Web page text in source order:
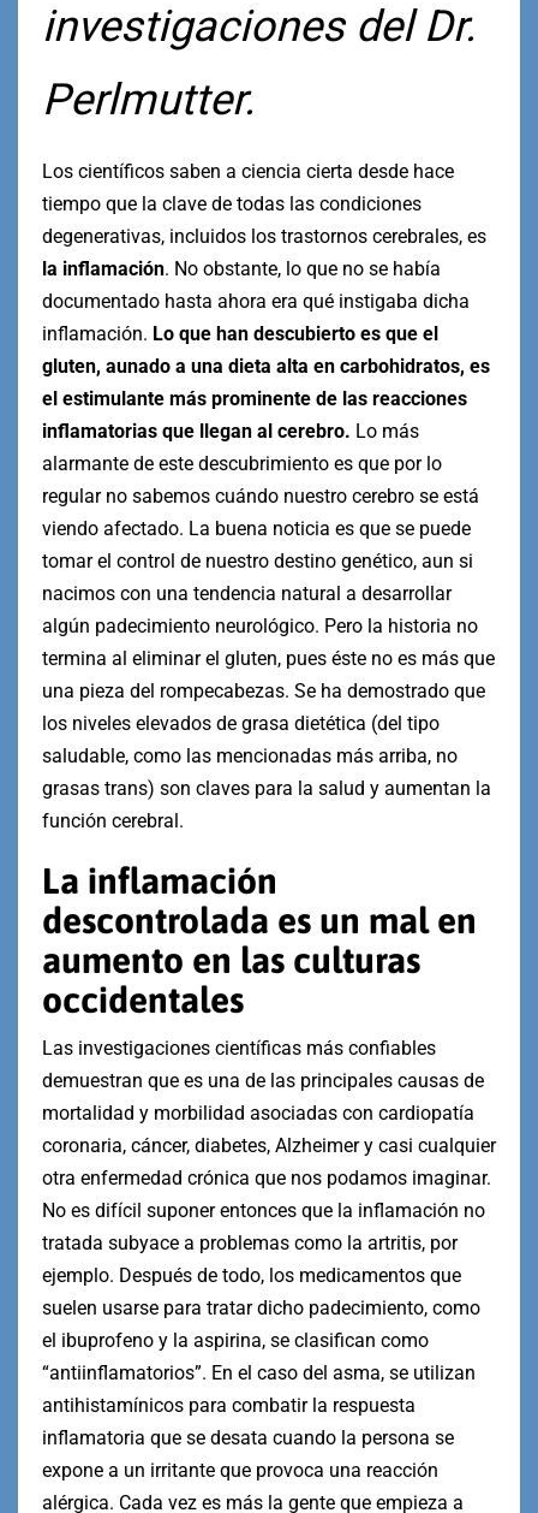
investigaciones del Dr.
Perlmutter.
Los científicos saben a ciencia cierta desde hace
tiempo que la clave de todas las condiciones
degenerativas, incluidos los trastornos cerebrales, es
la inflamación. No obstante, lo que no se había
documentado hasta ahora era qué instigaba dicha
inflamación. Lo que han descubierto es que el
gluten, aunado a una dieta alta en carbohidratos, es
el estimulante más prominente de las reacciones
inflamatorias que llegan al cerebro. Lo más
alarmante de este descubrimiento es que por lo
regular no sabemos cuándo nuestro cerebro se está
viendo afectado. La buena noticia es que se puede
tomar el control de nuestro destino genético, aun si
nacimos con una tendencia natural a desarrollar
algún padecimiento neurológico. Pero la historia no
termina al eliminar el gluten, pues éste no es más que
una pieza del rompecabezas. Se ha demostrado que
los niveles elevados de grasa dietética (del tipo
saludable, como las mencionadas más arriba, no
grasas trans) son claves para la salud y aumentan la
función cerebral.
La inflamación
descontrolada es un mal en
aumento en las culturas
occidentales
Las investigaciones científicas más confiables
demuestran que es una de las principales causas de
mortalidad y morbilidad asociadas con cardiopatía
coronaria, cáncer, diabetes, Alzheimer y casi cualquier
otra enfermedad crónica que nos podamos imaginar.
No es difícil suponer entonces que la inflamación no
tratada subyace a problemas como la artritis, por
ejemplo. Después de todo, los medicamentos que
suelen usarse para tratar dicho padecimiento, como
el ibuprofeno y la aspirina, se clasifican como
“antiinflamatorios”. En el caso del asma, se utilizan
antihistamínicos para combatir la respuesta
inflamatoria que se desata cuando la persona se
expone a un irritante que provoca una reacción
alérgica. Cada vez es más la gente que empieza a